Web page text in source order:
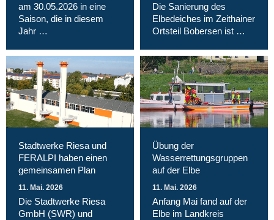
am 30.05.2026 in eine
Saison, die in diesem
Jahr …
Die Sanierung des
Elbedeiches im Zeithainer
Ortsteil Bobersen ist …
Stadtwerke Riesa und
FERALPI haben einen
gemeinsamen Plan
11. Mai. 2026
Die Stadtwerke Riesa
GmbH (SWR) und
Übung der
Wasserrettungsgruppen
auf der Elbe
11. Mai. 2026
Anfang Mai fand auf der
Elbe im Landkreis